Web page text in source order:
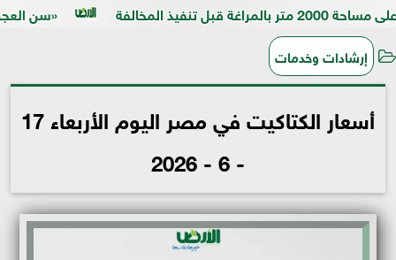
«سن العجوز» في
إرشادات وخدمات
أسعار الكتاكيت في مصر اليوم الأربعاء 17
- 6 - 2026